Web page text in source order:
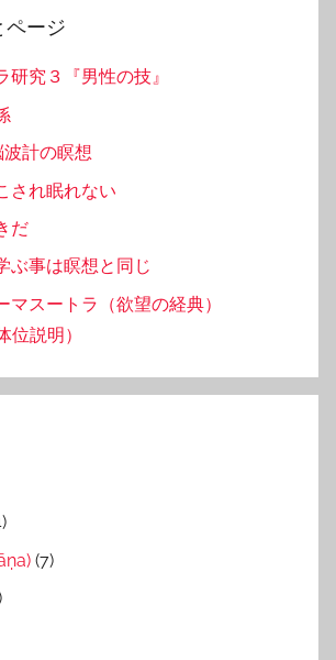
ページ
研究３『男性の技』
計の瞑想
され眠れない
だ
ぶ事は瞑想と同じ
マスートラ（欲望の経典）
説明）
(7)